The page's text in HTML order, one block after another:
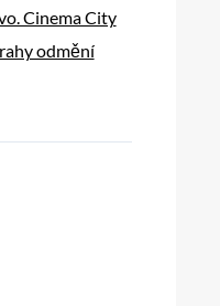
Cinema City
odmění